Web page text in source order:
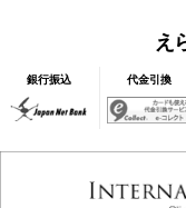
え
銀行振込 代金引換